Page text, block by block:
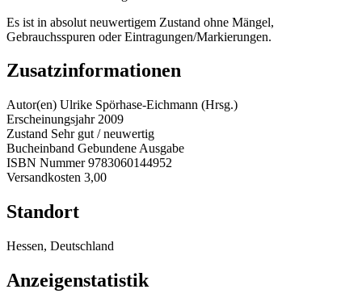
Es ist in absolut neuwertigem Zustand ohne Mängel,
Gebrauchsspuren oder Eintragungen/Markierungen.
Zusatzinformationen
Autor(en) Ulrike Spörhase-Eichmann (Hrsg.)
Erscheinungsjahr 2009
Zustand Sehr gut / neuwertig
Bucheinband Gebundene Ausgabe
ISBN Nummer 9783060144952
Versandkosten 3,00
Standort
Hessen, Deutschland
Anzeigenstatistik